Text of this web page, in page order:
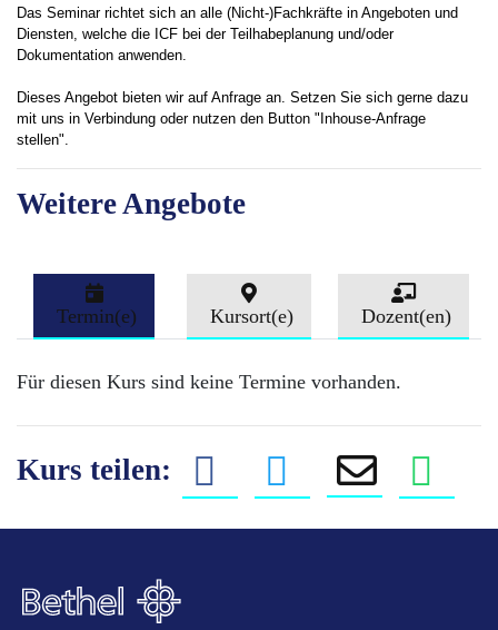
Das Seminar richtet sich an alle (Nicht-)Fachkräfte in Angeboten und
Diensten, welche die ICF bei der Teilhabeplanung und/oder
Dokumentation anwenden.
Dieses Angebot bieten wir auf Anfrage an. Setzen Sie sich gerne dazu
mit uns in Verbindung oder nutzen den Button "Inhouse-Anfrage
stellen".
Weitere Angebote
Termin(e) Kursort(e) Dozent(en)
Für diesen Kurs sind keine Termine vorhanden.
Kurs teilen: